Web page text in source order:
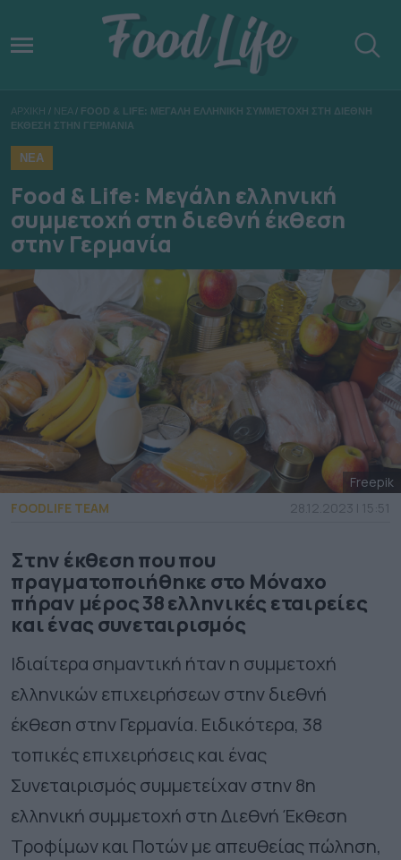
ΑΡΧΙΚΗ / ΝΕΑ / FOOD & LIFE: ΜΕΓΑΛΗ ΕΛΛΗΝΙΚΗ ΣΥΜΜΕΤΟΧΗ ΣΤΗ ΔΙΕΘΝΗ
ΕΚΘΕΣΗ ΣΤΗΝ ΓΕΡΜΑΝΙΑ
ΝΕΑ
Food & Life: Μεγάλη ελληνική
συμμετοχή στη διεθνή έκθεση
στην Γερμανία
Freepik
FOODLIFE TEAM
28.12.2023 | 15:51
Στην έκθεση που που
πραγματοποιήθηκε στο Μόναχο
πήραν μέρος 38 ελληνικές εταιρείες
και ένας συνεταιρισμός
Ιδιαίτερα σημαντική ήταν η συμμετοχή
ελληνικών επιχειρήσεων στην διεθνή
έκθεση στην Γερμανία. Ειδικότερα, 38
τοπικές επιχειρήσεις και ένας
Συνεταιρισμός συμμετείχαν στην 8η
ελληνική συμμετοχή στη Διεθνή Έκθεση
Τροφίμων και Ποτών με απευθείας πώληση,